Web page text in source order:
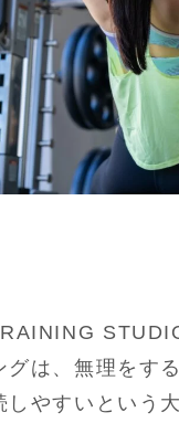
は、無理をす
しやすいという